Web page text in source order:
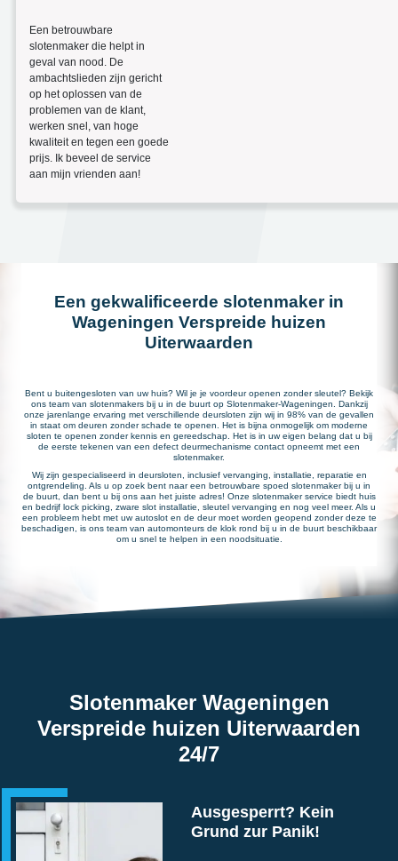
Een betrouwbare
slotenmaker die helpt in
geval van nood. De
ambachtslieden zijn gericht
op het oplossen van de
problemen van de klant,
werken snel, van hoge
kwaliteit en tegen een goede
prijs. Ik beveel de service
aan mijn vrienden aan!
Een gekwalificeerde slotenmaker in
Wageningen Verspreide huizen
Uiterwaarden
Bent u buitengesloten van uw huis? Wil je je voordeur openen zonder sleutel? Bekijk
ons team van slotenmakers bij u in de buurt op Slotenmaker-Wageningen. Dankzij
onze jarenlange ervaring met verschillende deursloten zijn wij in 98% van de gevallen
in staat om deuren zonder schade te openen. Het is bijna onmogelijk om moderne
sloten te openen zonder kennis en gereedschap. Het is in uw eigen belang dat u bij
de eerste tekenen van een defect deurmechanisme contact opneemt met een
slotenmaker.
Wij zijn gespecialiseerd in deursloten, inclusief vervanging, installatie, reparatie en
ontgrendeling. Als u op zoek bent naar een betrouwbare spoed slotenmaker bij u in
de buurt, dan bent u bij ons aan het juiste adres! Onze slotenmaker service biedt huis
en bedrijf lock picking, zware slot installatie, sleutel vervanging en nog veel meer. Als u
een probleem hebt met uw autoslot en de deur moet worden geopend zonder deze te
beschadigen, is ons team van automonteurs de klok rond bij u in de buurt beschikbaar
om u snel te helpen in een noodsituatie.
Slotenmaker Wageningen
Verspreide huizen Uiterwaarden
24/7
Ausgesperrt? Kein
Grund zur Panik!